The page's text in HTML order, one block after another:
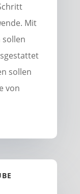
Mit
sollen
sollen
von